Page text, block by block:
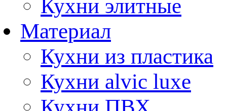
Кухни элитные
Материал
Кухни из пластика
Кухни alvic luxe